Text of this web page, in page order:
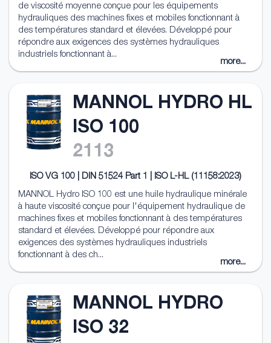
de viscosité moyenne conçue pour les équipements
hydrauliques des machines fixes et mobiles fonctionnant à
des températures standard et élevées. Développé pour
répondre aux exigences des systèmes hydrauliques
industriels fonctionnant à...
more...
MANNOL HYDRO HL
ISO 100
2113
ISO VG 100 | DIN 51524 Part 1 | ISO L-HL (11158:2023)
MANNOL Hydro ISO 100 est une huile hydraulique minérale
à haute viscosité conçue pour l'équipement hydraulique de
machines fixes et mobiles fonctionnant à des températures
standard et élevées. Développé pour répondre aux
exigences des systèmes hydrauliques industriels
fonctionnant à des ch...
more...
MANNOL HYDRO
ISO 32